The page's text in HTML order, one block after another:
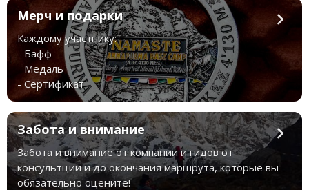
Мерч и подарки
Каждому участнику:
- Бафф
- Медаль
- Сертификат
Забота и внимание
Забота и внимание от компании и гидов от
консультции и до окончания маршрута, которые вы
обязательно оцените!